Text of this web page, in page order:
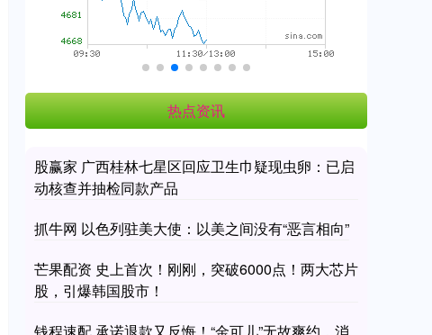
热点资讯
股赢家 广西桂林七星区回应卫生巾疑现虫卵：已启
动核查并抽检同款产品
抓牛网 以色列驻美大使：以美之间没有“恶言相向”
芒果配资 史上首次！刚刚，突破6000点！两大芯片
股，引爆韩国股市！